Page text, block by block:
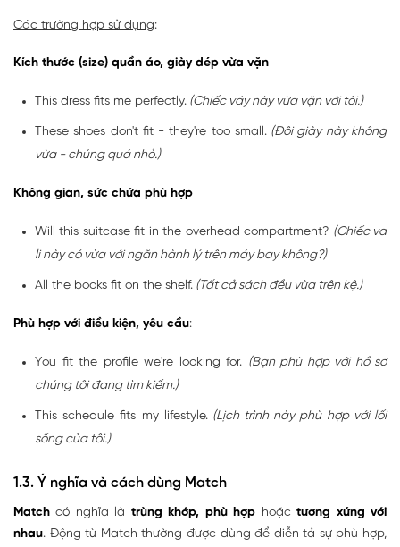
Các trường hợp sử dụng:
Kích thước (size) quần áo, giày dép vừa vặn
This dress fits me perfectly. (Chiếc váy này vừa vặn với tôi.)
These shoes don't fit - they're too small.(Đôi giày này không
vừa - chúng quá nhỏ.)
Không gian, sức chứa phù hợp
Will this suitcase fit in the overhead compartment? (Chiếc va
li này có vừa với ngăn hành lý trên máy bay không?)
All the books fit on the shelf. (Tất cả sách đều vừa trên kệ.)
Phù hợp với điều kiện, yêu cầu:
You fit the profile we're looking for. (Bạn phù hợp với hồ sơ
chúng tôi đang tìm kiếm.)
This schedule fits my lifestyle.(Lịch trình này phù hợp với lối
sống của tôi.)
1.3. Ý nghĩa và cách dùng Match
Match có nghĩa là trùng khớp, phù hợp hoặctương xứng với
nhau. Động từ Match thường được dùng để diễn tả sự phù hợp,